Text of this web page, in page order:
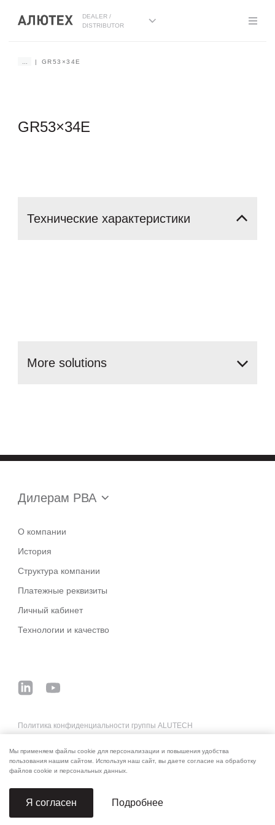
DEALER /
DISTRIBUTOR
GR53×34E
GR53×34E
Технические характеристики
More solutions
Дилерам РВА
О компании
История
Структура компании
Платежные реквизиты
Личный кабинет
Технологии и качество
Политика конфиденциальности группы ALUTECH
Реквизиты для оплаты
© 2006–2026 ALUTECH. Все права защищены
Мы применяем файлы cookie для персонализации и повышения удобства
пользования нашим сайтом. Используя наш сайт, вы даете согласие на обработку
файлов cookie и персональных данных.
Я согласен Подробнее